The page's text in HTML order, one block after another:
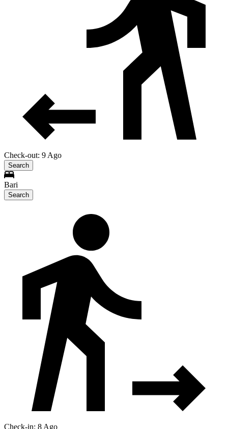
Check-out: 9 Ago
Search
Bari
Search
Check-in: 8 Ago